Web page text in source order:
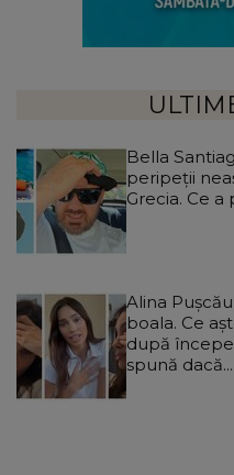
Bella
peripeții
Grecia. Ce a
Alina
boala. Ce
după
spună